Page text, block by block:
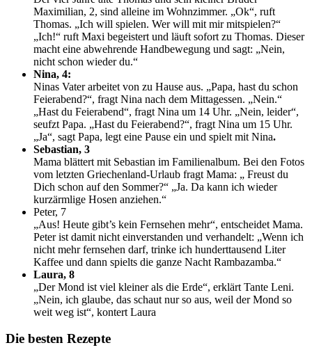
Maximilian, 2, sind alleine im Wohnzimmer. „Ok“, ruft
Thomas. „Ich will spielen. Wer will mit mir mitspielen?“
„Ich!“ ruft Maxi begeistert und läuft sofort zu Thomas. Dieser
macht eine abwehrende Handbewegung und sagt: „Nein,
nicht schon wieder du.“
Nina, 4:
Ninas Vater arbeitet von zu Hause aus. „Papa, hast du schon
Feierabend?“, fragt Nina nach dem Mittagessen. „Nein.“
„Hast du Feierabend“, fragt Nina um 14 Uhr. „Nein, leider“,
seufzt Papa. „Hast du Feierabend?“, fragt Nina um 15 Uhr.
„Ja“, sagt Papa, legt eine Pause ein und spielt mit Nina.
Sebastian, 3
Mama blättert mit Sebastian im Familienalbum. Bei den Fotos
vom letzten Griechenland-Urlaub fragt Mama: „ Freust du
Dich schon auf den Sommer?“ „Ja. Da kann ich wieder
kurzärmlige Hosen anziehen.“
Peter, 7
„Aus! Heute gibt’s kein Fernsehen mehr“, entscheidet Mama.
Peter ist damit nicht einverstanden und verhandelt: „Wenn ich
nicht mehr fernsehen darf, trinke ich hunderttausend Liter
Kaffee und dann spielts die ganze Nacht Rambazamba.“
Laura, 8
„Der Mond ist viel kleiner als die Erde“, erklärt Tante Leni.
„Nein, ich glaube, das schaut nur so aus, weil der Mond so
weit weg ist“, kontert Laura
Die besten Rezepte